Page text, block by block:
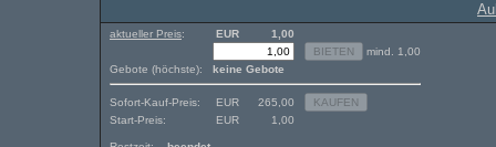
aktueller Preis: EUR
1,00
mind. 1,00
Gebote (höchste):
keine Gebote
Sofort-Kauf-Preis: EUR
265,00
Start-Preis:
EUR 1,00